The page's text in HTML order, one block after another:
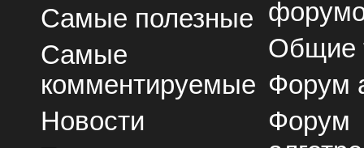
Самые полезные
Самые
комментируемые
Новости
Общие
Форум
Форум